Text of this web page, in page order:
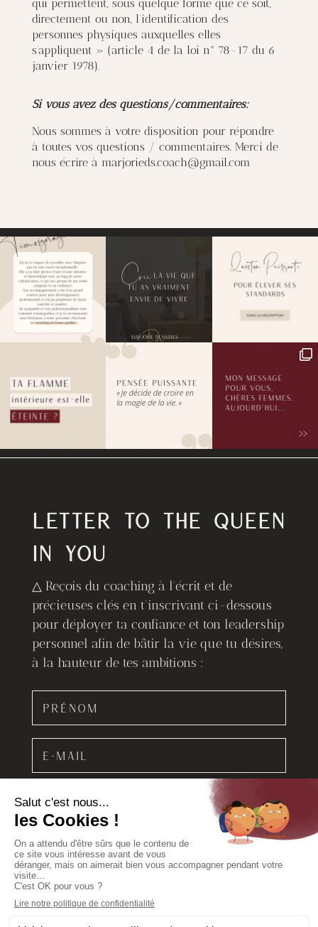
qui permettent, sous quelque forme que ce soit,
directement ou non, l’identification des
personnes physiques auxquelles elles
s’appliquent » (article 4 de la loi n° 78-17 du 6
janvier 1978).
Si vous avez des questions/commentaires:
Nous sommes à votre disposition pour répondre
à toutes vos questions / commentaires. Merci de
nous écrire à marjorieds.coach@gmail.com
LETTER TO THE QUEEN
IN YOU
△ Reçois du coaching à l'écrit et de
précieuses clés en t'inscrivant ci-dessous
pour déployer ta confiance et ton leadership
personnel afin de bâtir la vie que tu désires,
à la hauteur de tes ambitions :